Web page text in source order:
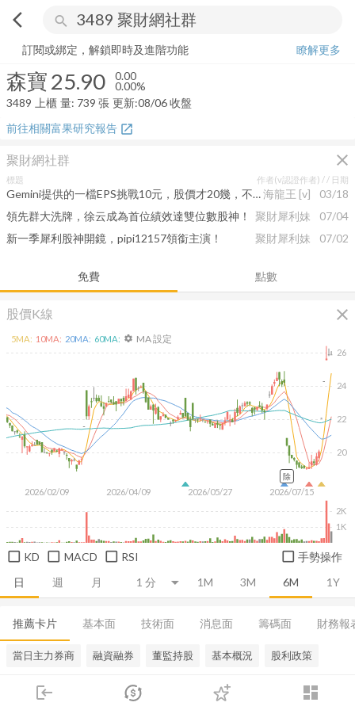
arrow_back_ios search
login dashboard
市場 登入
森寶 25.900.00%
訂閱或綁定，解鎖即時及進階功能
瞭解更多
森寶25.90 0.00
0.00%
3489
上櫃 量: 739 張 更新:08/06 收盤
前往相關富果研究報告 open_in_new
聚財網社群 close
免費 點數
標題 作者(v認證作者) / / 日期
Gemini提供的一檔EPS挑戰10元，股價才20幾，不過量很小··．海龍王 [v]
03/18
領先群大洗牌，徐云成為首位績效達雙位數股神！
聚財犀利妹
07/04
新一季犀利股神開鏡，pipi12157領銜主演！
聚財犀利妹 07/02
股價K線 close
日 週 月 1M 3M 6M 1Y
2026/02/09 2026/04/09 2026/05/27 2026/07/15
20
22
24
26
1K
2K
5MA: 10MA: 20MA: 60MA: settings MA 設定
除
KD MACD RSI 手勢操作
推薦卡片 基本面 技術面 消息面 籌碼面 財務報
當日主力券商 融資融券 董監持股 基本概況 股利政策